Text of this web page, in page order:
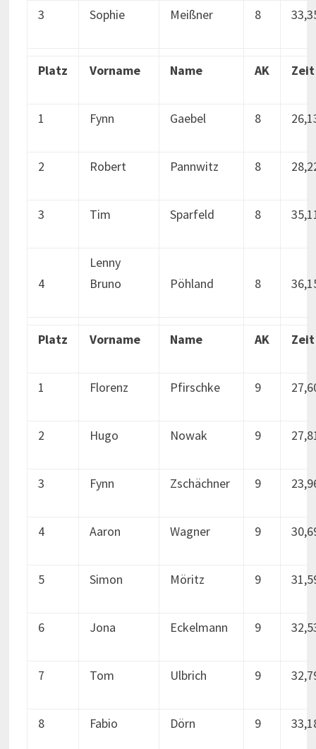
3 Sophie Meißner 8
Platz Vorname Name AK Zeit
1 Fynn Gaebel 8
2 Robert Pannwitz 8
3 Tim Sparfeld 8
4
Lenny
Bruno
Pöhland 8
Platz Vorname Name AK Zeit
1 Florenz Pfirschke 9
2 Hugo Nowak 9
3 Fynn Zschächner 9
4 Aaron Wagner 9
5 Simon Möritz 9
6 Jona Eckelmann 9
7 Tom Ulbrich 9
8 Fabio Dörn 9